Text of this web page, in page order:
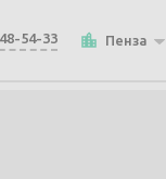
54-33 Пенза